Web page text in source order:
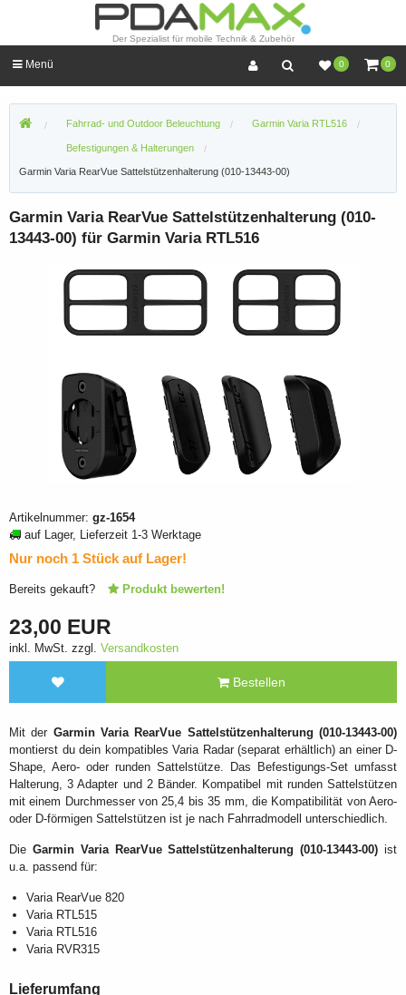
Der Spezialist für mobile Technik & Zubehör
0 0
Menü
Fahrrad- und Outdoor Beleuchtung Garmin Varia RTL516
Befestigungen & Halterungen
Garmin Varia RearVue Sattelstützenhalterung (010-13443-00)
Garmin Varia RearVue Sattelstützenhalterung (010-
13443-00) für Garmin Varia RTL516
Artikelnummer: gz-1654
auf Lager, Lieferzeit 1-3 Werktage
Nur noch 1 Stück auf Lager!
Bereits gekauft? Produkt bewerten!
23,00 EUR
inkl. MwSt. zzgl. Versandkosten
Bestellen
Mit der Garmin Varia RearVue Sattelstützenhalterung (010-13443-00)
montierst du dein kompatibles Varia Radar (separat erhältlich) an einer D-
Shape, Aero- oder runden Sattelstütze. Das Befestigungs-Set umfasst
Halterung, 3 Adapter und 2 Bänder. Kompatibel mit runden Sattelstützen
mit einem Durchmesser von 25,4 bis 35 mm, die Kompatibilität von Aero-
oder D-förmigen Sattelstützen ist je nach Fahrradmodell unterschiedlich.
Die Garmin Varia RearVue Sattelstützenhalterung (010-13443-00) ist
u.a. passend für:
Varia RearVue 820
Varia RTL515
Varia RTL516
Varia RVR315
Lieferumfang